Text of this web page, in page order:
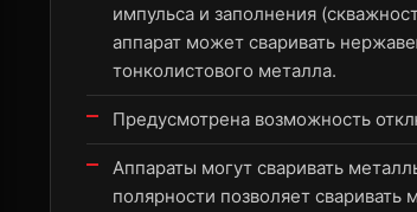
импульса и заполнения
аппарат может сваривать
тонколистового металла.
Предусмотрена возможность
Аппараты могут сваривать
полярности позволяет